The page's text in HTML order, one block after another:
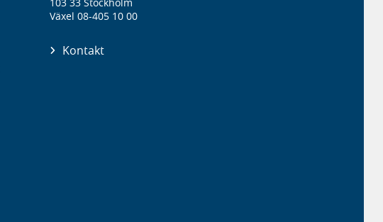
103 33 Stockholm
Växel 08-405 10 00
Kontakt